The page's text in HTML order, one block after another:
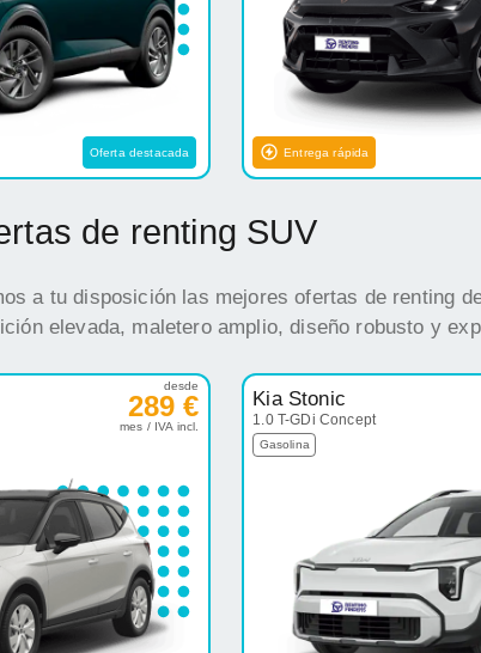
Oferta destacada Entrega rápida
de renting SUV
a tu disposición las mejores ofertas de renting
elevada, maletero amplio, diseño robusto y
desde
289 €
mes / IVA incl.
Kia Stonic
1.0 T-GDi Concept
Gasolina